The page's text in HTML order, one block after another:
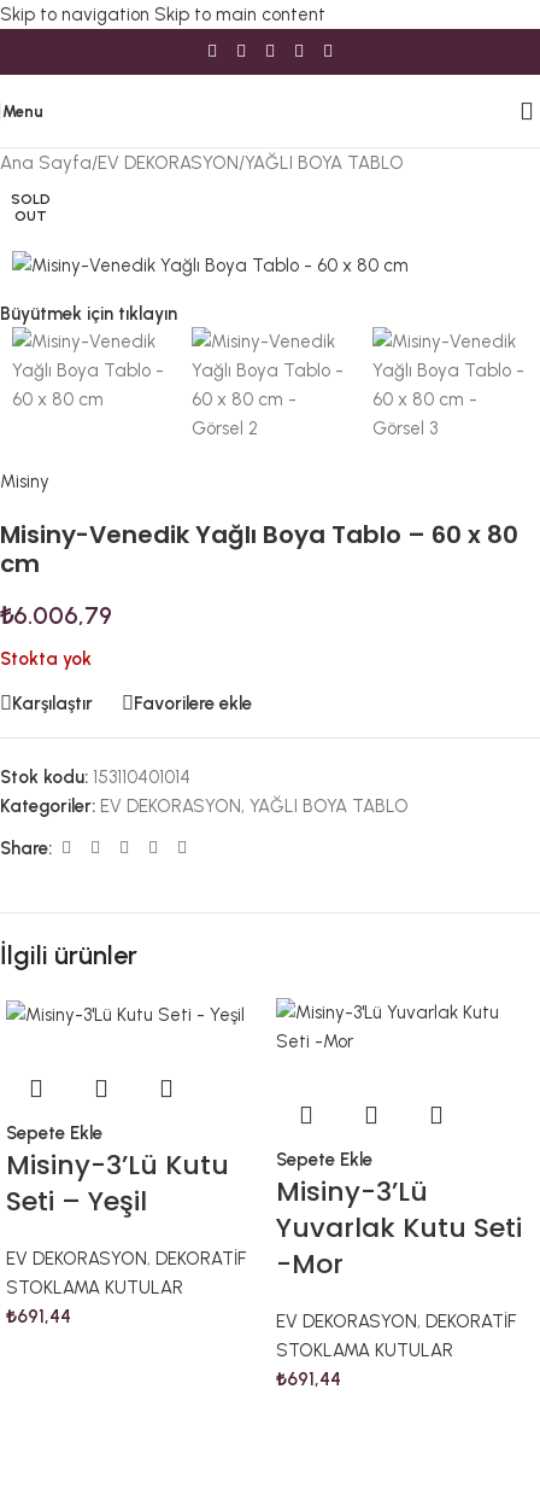
Skip to navigation Skip to main content
Menu
Ana Sayfa/EV DEKORASYON/YAĞLI BOYA TABLO
SOLD
OUT
Büyütmek için tıklayın
Misiny
Misiny-Venedik Yağlı Boya Tablo – 60 x 80
cm
₺6.006,79
Stokta yok
Karşılaştır Favorilere ekle
Stok kodu: 153110401014
Kategoriler: EV DEKORASYON, YAĞLI BOYA TABLO
Share:
İlgili ürünler
Sepete Ekle
Misiny-3’Lü Kutu
Seti – Yeşil
EV DEKORASYON, DEKORATİF
STOKLAMA KUTULAR
₺691,44
Sepete Ekle
Misiny-3’Lü
Yuvarlak Kutu Seti
-Mor
EV DEKORASYON, DEKORATİF
STOKLAMA KUTULAR
₺691,44